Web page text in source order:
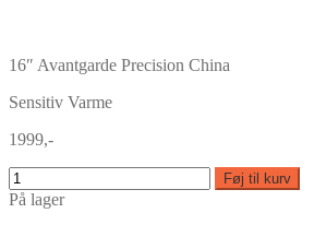
16″ Avantgarde Precision China
Sensitiv Varme
1999,-
Føj til kurv
På lager